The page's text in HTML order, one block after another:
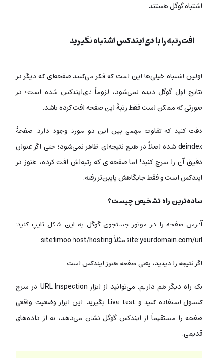
اشتباه گوگل هستند.
افت رتبه را با دی‌ایندکس اشتباه نگیرید
اولین اشتباه خیلی‌ها این است که فکر می‌کنند صفحه‌ای که دیگر در
نتایج اول گوگل دیده نمی‌شود، لزوماً دی‌ایندکس شده است؛ در
صورتی که ممکن است فقط رتبۀ این صفحه افت کرده باشد.
دقت کنید که تفاوت مهمی بین این دو مورد وجود دارد. صفحۀ
deindex شده اصلاً در هیچ نتیجه‌ای ظاهر نمی‌شود؛ حتی اگر عنوان
دقیق آن را سرچ کنید! اما صفحه‌ای که رتبه‌اش افت کرده، هنوز در
ایندکس است و فقط جایگاهش پایین‌تر رفته.
ساده‌ترین راه تشخیص چیست؟
آدرس صفحه را در موتور جستجوی گوگل به این شکل تایپ کنید:
site:yourdomain.com/url مثلاً site:limoo.host/hosting
اگر نتیجه‌ را دیدید، یعنی صفحه هنوز ایندکس است.
یک راه دیگر هم داریم. می‌توانید از ابزار URL Inspection در سرچ
کنسول استفاده کنید و Live test بگیرید. این ابزار وضعیت واقعی
صفحه را مستقیماً از ایندکس گوگل نشان می‌دهد، نه از داده‌های
قدیمی.